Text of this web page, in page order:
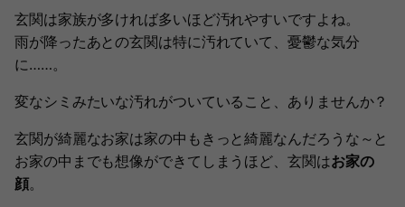
玄関は家族が多ければ多いほど汚れやすいですよね。
雨が降ったあとの玄関は特に汚れていて、憂鬱な気分
に……。
変なシミみたいな汚れがついていること、ありませんか？
玄関が綺麗なお家は家の中もきっと綺麗なんだろうな～と
お家の中までも想像ができてしまうほど、玄関はお家の
顔。